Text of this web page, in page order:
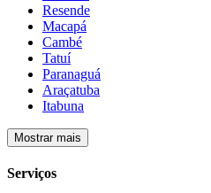
Resende
Macapá
Cambé
Tatuí
Paranaguá
Araçatuba
Itabuna
Mostrar mais
Serviços